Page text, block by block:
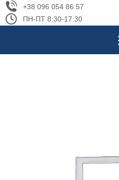
+38 096 054 86 57
ПН-ПТ 8:30-17:30